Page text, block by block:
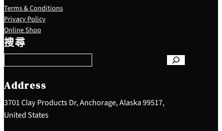
Terms & Conditions
Privacy Policy
Online Shop
搜尋
S
e
a
c
h
Address
3701 Clay Products Dr, Anchorage, Alaska 99517,
United States